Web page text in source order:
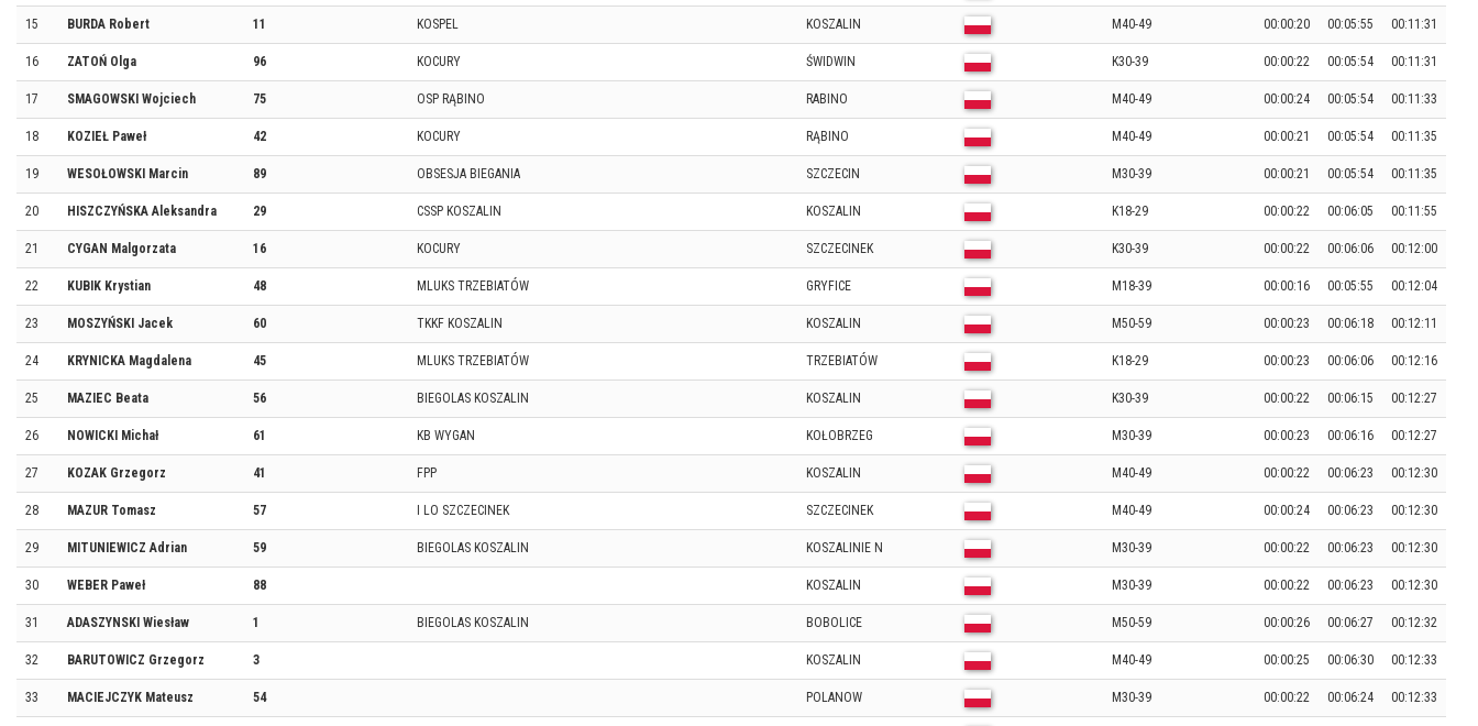
15 BURDA Robert 11 KOSPEL KOSZALIN M40-49 00:00:20 00:05:55 00:11:31
16 ZATOŃ Olga 96 KOCURY ŚWIDWIN K30-39 00:00:22 00:05:54 00:11:31
17 SMAGOWSKI Wojciech 75 OSP RĄBINO RABINO M40-49 00:00:24 00:05:54 00:11:33
18 KOZIEŁ Paweł 42 KOCURY RĄBINO M40-49 00:00:21 00:05:54 00:11:35
19 WESOŁOWSKI Marcin 89 OBSESJA BIEGANIA SZCZECIN M30-39 00:00:21 00:05:54 00:11:35
20 HISZCZYŃSKA Aleksandra 29 CSSP KOSZALIN KOSZALIN K18-29 00:00:22 00:06:05 00:11:55
21 CYGAN Malgorzata 16 KOCURY SZCZECINEK K30-39 00:00:22 00:06:06 00:12:00
22 KUBIK Krystian 48 MLUKS TRZEBIATÓW GRYFICE M18-39 00:00:16 00:05:55 00:12:04
23 MOSZYŃSKI Jacek 60 TKKF KOSZALIN KOSZALIN M50-59 00:00:23 00:06:18 00:12:11
24 KRYNICKA Magdalena 45 MLUKS TRZEBIATÓW TRZEBIATÓW K18-29 00:00:23 00:06:06 00:12:16
25 MAZIEC Beata 56 BIEGOLAS KOSZALIN KOSZALIN K30-39 00:00:22 00:06:15 00:12:27
26 NOWICKI Michał 61 KB WYGAN KOŁOBRZEG M30-39 00:00:23 00:06:16 00:12:27
27 KOZAK Grzegorz 41 FPP KOSZALIN M40-49 00:00:22 00:06:23 00:12:30
28 MAZUR Tomasz 57 I LO SZCZECINEK SZCZECINEK M40-49 00:00:24 00:06:23 00:12:30
29 MITUNIEWICZ Adrian 59 BIEGOLAS KOSZALIN KOSZALINIE N M30-39 00:00:22 00:06:23 00:12:30
30 WEBER Paweł 88 KOSZALIN M30-39 00:00:22 00:06:23 00:12:30
31 ADASZYNSKI Wiesław 1 BIEGOLAS KOSZALIN BOBOLICE M50-59 00:00:26 00:06:27 00:12:32
32 BARUTOWICZ Grzegorz 3 KOSZALIN M40-49 00:00:25 00:06:30 00:12:33
33 MACIEJCZYK Mateusz 54 POLANOW M30-39 00:00:22 00:06:24 00:12:33